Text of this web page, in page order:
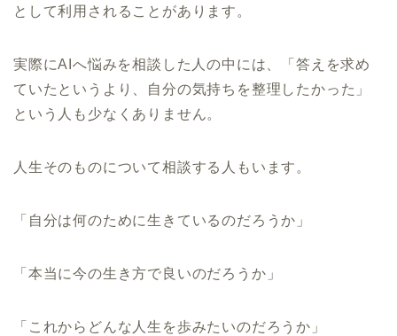
として利用されることがあります。
実際にAIへ悩みを相談した人の中には、「答えを求め
ていたというより、自分の気持ちを整理したかった」
という人も少なくありません。
人生そのものについて相談する人もいます。
「自分は何のために生きているのだろうか」
「本当に今の生き方で良いのだろうか」
「これからどんな人生を歩みたいのだろうか」